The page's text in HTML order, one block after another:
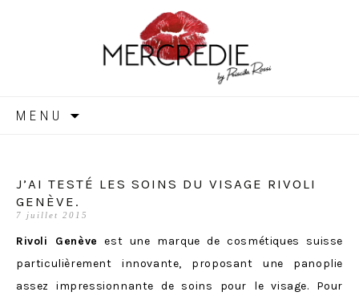
MERCREDIE
MENU
J’AI TESTÉ LES SOINS DU VISAGE RIVOLI
GENÈVE.
7 juillet 2015
Rivoli Genève est une marque de cosmétiques suisse
particulièrement innovante, proposant une panoplie
assez impressionnante de soins pour le visage. Pour